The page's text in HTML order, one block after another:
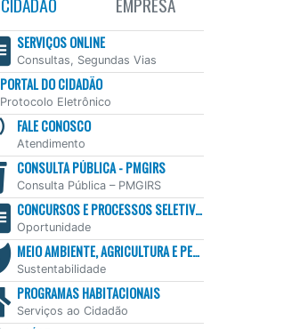
SERVIÇOS ONLINE
Consultas, Segundas Vias
PORTAL DO CIDADÃO
Protocolo Eletrônico
FALE CONOSCO
Atendimento
CONSULTA PÚBLICA - PMGIRS
Consulta Pública – PMGIRS
CONCURSOS E PROCESSOS SELETIVOS
Oportunidade
MEIO AMBIENTE, AGRICULTURA E PESCA
Sustentabilidade
PROGRAMAS HABITACIONAIS
Serviços ao Cidadão